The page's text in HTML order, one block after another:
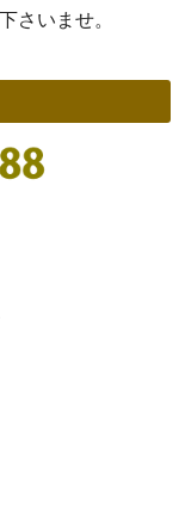
さいませ。